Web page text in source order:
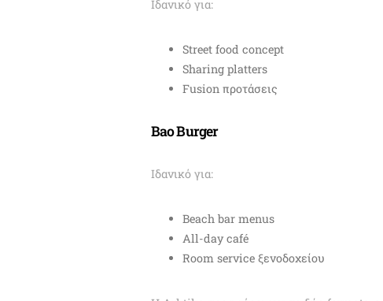
Ιδανικό για:
Street food concept
Sharing platters
Fusion προτάσεις
Bao Burger
Ιδανικό για:
Beach bar menus
All-day café
Room service ξενοδοχείου